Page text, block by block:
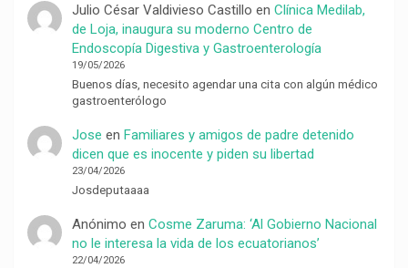
Julio César Valdivieso Castillo en Clínica Medilab,
de Loja, inaugura su moderno Centro de
Endoscopía Digestiva y Gastroenterología
19/05/2026
Buenos días, necesito agendar una cita con algún médico
gastroenterólogo
Jose en Familiares y amigos de padre detenido
dicen que es inocente y piden su libertad
23/04/2026
Josdeputaaaa
Anónimo en Cosme Zaruma: ‘Al Gobierno Nacional
no le interesa la vida de los ecuatorianos’
22/04/2026